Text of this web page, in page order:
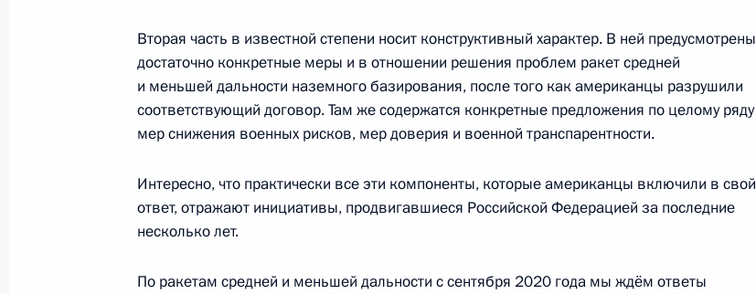
Заседание Совета по науке и образованию
8 февраля 2022 года, 18:10 Московская область, Ново-Огарёво
5
с Президентом Республики Казахстан Касым-Жомартом
Токаевым
8 февраля 2022 года, 15:10
Вторая часть в известной степени носит конструктивный характер. В ней предусмотрены
достаточно конкретные меры и в отношении решения проблем ракет средней
и меньшей дальности наземного базирования, после того как американцы разрушили
соответствующий договор. Там же содержатся конкретные предложения по целому ряду
мер снижения военных рисков, мер доверия и военной транспарентности.
Интересно, что практически все эти компоненты, которые американцы включили в свой
ответ, отражают инициативы, продвигавшиеся Российской Федерацией за последние
несколько лет.
По ракетам средней и меньшей дальности с сентября 2020 года мы ждём ответы